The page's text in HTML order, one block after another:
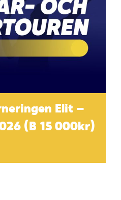
Elit –
(B 15 000kr)